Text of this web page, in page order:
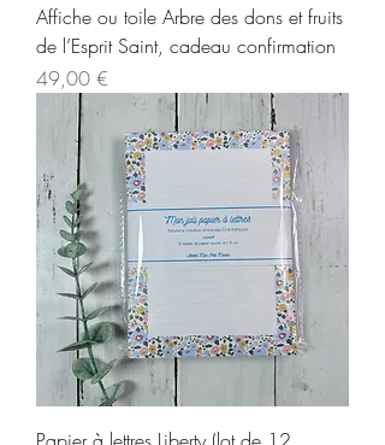
Affiche ou toile Arbre des dons et fruits
de l’Esprit Saint, cadeau confirmation
Prix
49,00 €